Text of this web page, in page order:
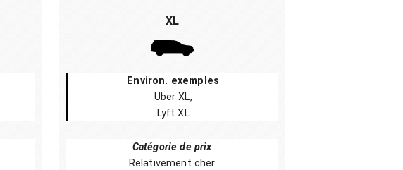
XL
Environ. exemples
Uber XL,
Lyft XL
Catégorie de prix
Relativement cher